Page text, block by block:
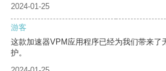
2024-01-25
游客
这款加速器VPM应用程序已经为我们带来了
护。